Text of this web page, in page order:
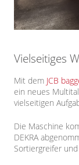
Vielseitiges
Mit dem JCB
ein neues
vielseitigen
Die Maschine
DEKRA
Sortiergreifer